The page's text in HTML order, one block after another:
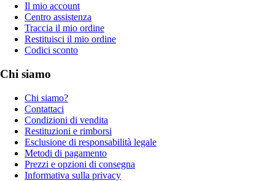
Il mio account
Centro assistenza
Traccia il mio ordine
Restituisci il mio ordine
Codici sconto
Chi siamo
Chi siamo?
Contattaci
Condizioni di vendita
Restituzioni e rimborsi
Esclusione di responsabilità legale
Metodi di pagamento
Prezzi e opzioni di consegna
Informativa sulla privacy